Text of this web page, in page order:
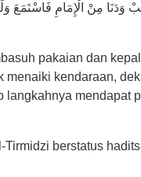
مِنْ الْإِمَامِ فَاسْتَمَعَ
pakaian dan
menaiki kendaraan,
langkahnya mendapat
Tirmidzi berstatus